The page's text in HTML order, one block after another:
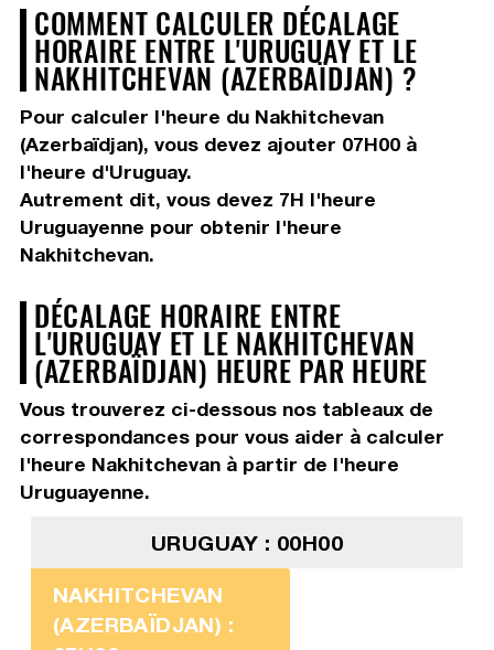
COMMENT CALCULER DÉCALAGE
HORAIRE ENTRE L'URUGUAY ET LE
NAKHITCHEVAN (AZERBAÏDJAN) ?
Pour calculer l'heure du Nakhitchevan
(Azerbaïdjan), vous devez ajouter 07H00à
l'heure d'Uruguay.
Autrement dit, vous devez 7H l'heure
Uruguayenne pour obtenir l'heure
Nakhitchevan.
DÉCALAGE HORAIRE ENTRE
L'URUGUAY ET LE NAKHITCHEVAN
(AZERBAÏDJAN) HEURE PAR HEURE
Vous trouverez ci-dessous nos tableaux de
correspondances pour vous aider à calculer
l'heure Nakhitchevan à partir de l'heure
Uruguayenne.
URUGUAY : 00H00
NAKHITCHEVAN
(AZERBAÏDJAN) :